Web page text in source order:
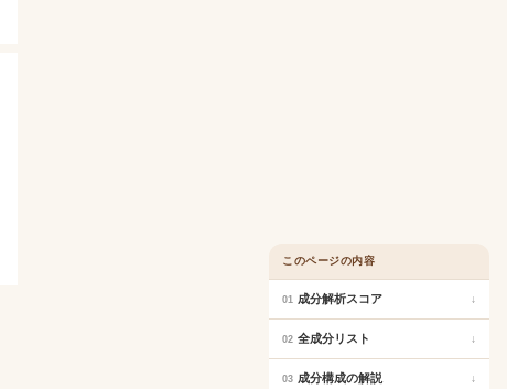
このページの内容
01 成分解析スコア ↓
02 全成分リスト ↓
03 成分構成の解説 ↓